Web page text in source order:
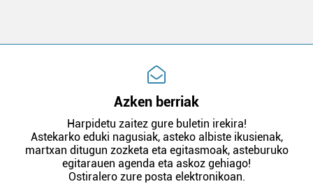
Azken berriak
Harpidetu zaitez gure buletin irekira!
Astekarko eduki nagusiak, asteko albiste ikusienak,
martxan ditugun zozketa eta egitasmoak, asteburuko
egitarauen agenda eta askoz gehiago!
Ostiralero zure posta elektronikoan.